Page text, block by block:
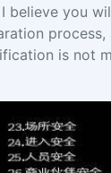
you
is not